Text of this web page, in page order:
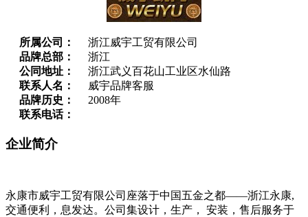
所属公司：
浙江威宇工贸有限公司
品牌总部：
浙江
公同地址：
浙江武义百花山工业区水仙路
联系人名：
威宇品牌客服
品牌历史：
2008年
联系电话：
企业简介
永康市威宇工贸有限公司座落于中国五金之都——浙江永康,
交通便利，息发达。公司集设计，生产， 安装，售后服务于